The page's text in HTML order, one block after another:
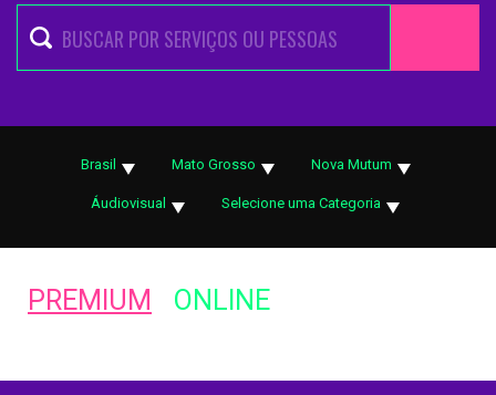
Brasil Mato Grosso Nova Mutum
Áudiovisual Selecione uma Categoria
PREMIUM ONLINE